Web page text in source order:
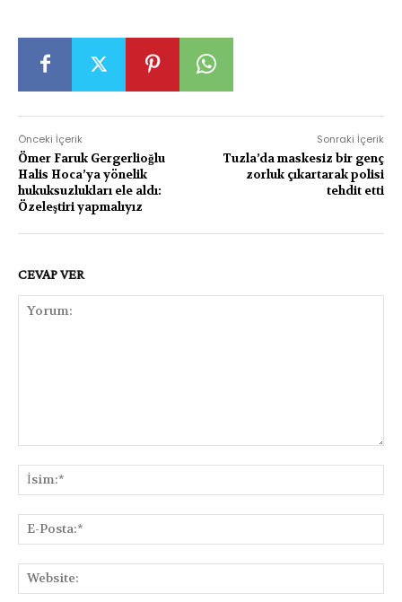
Önceki İçerik
Ömer Faruk Gergerlioğlu
Halis Hoca’ya yönelik
hukuksuzlukları ele aldı:
Özeleştiri yapmalıyız
Sonraki İçerik
Tuzla’da maskesiz bir genç
zorluk çıkartarak polisi
tehdit etti
CEVAP VER